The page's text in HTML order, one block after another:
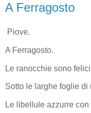
A Ferragosto
Piove.
A Ferragosto.
Le ranocchie sono felici
Sotto le larghe foglie di
Le libellule azzurre con